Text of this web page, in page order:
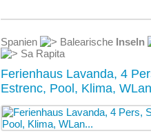
Spanien Balearische Inseln
Sa Rapita
Ferienhaus Lavanda, 4
Estrenc, Pool, Klima,